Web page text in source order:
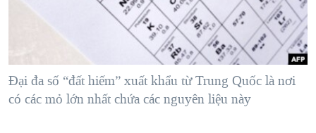
NGƯỜI VIỆT HẢI NGOẠI
KINH TẾ
HÀNH TRÌNH BẦU CỬ 2024
MỘT NĂM CHIẾN TRANH TẠI DẢI GAZA
GIẢI MÃ VÀNH ĐAI & CON ĐƯỜNG
NGÀY TỊ NẠN THẾ GIỚI
VIDEO
MẠNG XÃ HỘI
Đại đa số “đất hiếm” xuất khẩu từ Trung Quốc là nơi
có các mỏ lớn nhất chứa các nguyên liệu này